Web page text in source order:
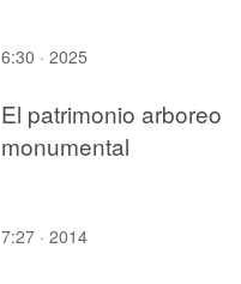
6:30 · 2025
El patrimonio arboreo
monumental
7:27 · 2014